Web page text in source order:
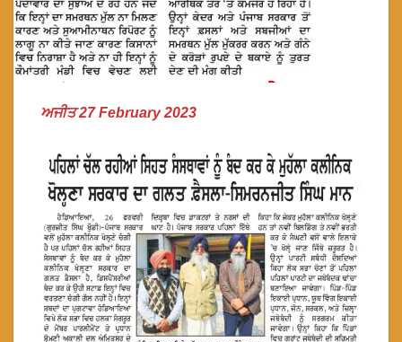
ਅਜੀਤ 27 February 2023